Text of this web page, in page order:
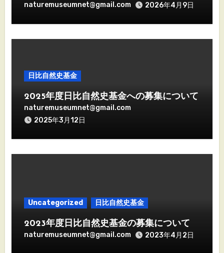
naturemuseumnet@gmail.com 2026年4月9日
日比自然史基金
2025年度日比自然史基金への募集について
naturemuseumnet@gmail.com
2025年3月12日
Uncategorized 日比自然史基金
2023年度日比自然史基金の募集について
naturemuseumnet@gmail.com 2023年4月2日